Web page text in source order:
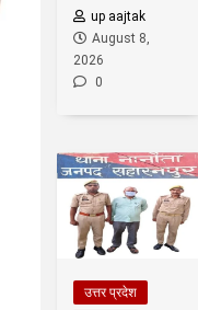
up aajtak
August 8,
2026
0
उत्तर प्रदेश